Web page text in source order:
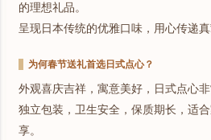
的理想礼品。
呈现日本传统的优雅口味，用心传递真
为何春节送礼首选日式点心？
外观喜庆吉祥，寓意美好，日式点心非
独立包装，卫生安全，保质期长，适
享。